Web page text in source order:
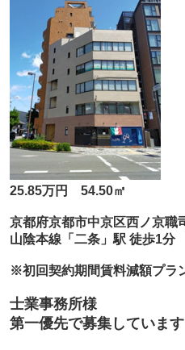
25.85万円 54.50㎡
京都府京都市中京区西ノ京職
山陰本線「二条」駅 徒歩1分
※初回契約期間賃料減額プラ
士業事務所様
第一優先で募集しています